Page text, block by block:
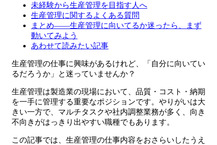
未経験から生産管理を目指す人へ
生産管理に関するよくある質問
まとめ——生産管理に向いてるか迷ったら、まず
動いてみよう
あわせて読みたい記事
生産管理の仕事に興味があるけれど、「自分に向いてい
るだろうか」と迷っていませんか？
生産管理は製造業の現場において、品質・コスト・納期
を一手に管理する重要なポジションです。やりがいは大
きい一方で、マルチタスクや社内調整業務が多く、向き
不向きがはっきり出やすい職種でもあります。
この記事では、生産管理の仕事内容をおさらいしたうえ